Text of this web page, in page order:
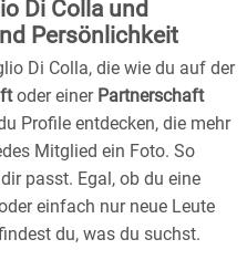
Di Colla und
Persönlichkeit
Di Colla, die wie du auf der
oder einer Partnerschaft
Profile entdecken, die mehr
Mitglied ein Foto. So
passt. Egal, ob du eine
einfach nur neue Leute
du, was du suchst.